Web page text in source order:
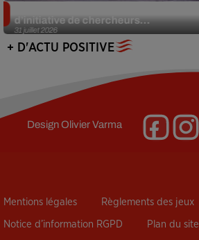
31 juillet 2026
d’initiative de chercheurs...
+ D'ACTU POSITIVE
DesignOlivier Varma
Mentions légales Règlements des jeux
Notice d’information RGPD Plan du site